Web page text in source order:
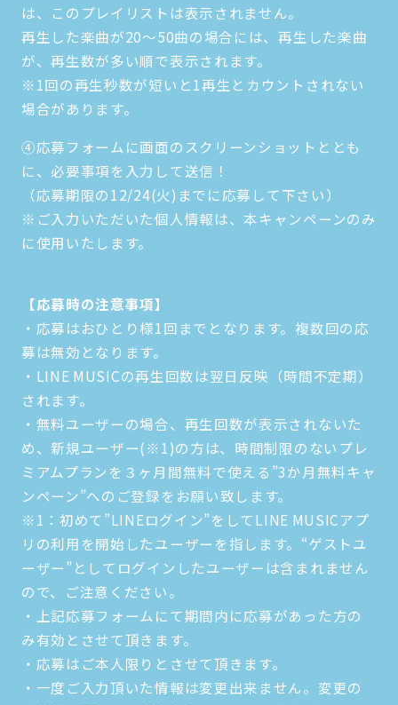
は、このプレイリストは表示されません。
再生した楽曲が20～50曲の場合には、再生した楽曲
が、再生数が多い順で表示されます。
※1回の再生秒数が短いと1再生とカウントされない
場合があります。
④応募フォームに画面のスクリーンショットととも
に、必要事項を入力して送信！
（応募期限の12/24(火)までに応募して下さい）
※ご入力いただいた個人情報は、本キャンペーンのみ
に使用いたします。
【応募時の注意事項】
・応募はおひとり様1回までとなります。複数回の応
募は無効となります。
・LINE MUSICの再生回数は翌日反映（時間不定期）
されます。
・無料ユーザーの場合、再生回数が表示されないた
め、新規ユーザー(※1)の方は、時間制限のないプレ
ミアムプランを３ヶ月間無料で使える”3か月無料キャ
ンペーン”へのご登録をお願い致します。
※1：初めて”LINEログイン”をしてLINE MUSICアプ
リの利用を開始したユーザーを指します。“ゲストユ
ーザー”としてログインしたユーザーは含まれません
ので、ご注意ください。
・上記応募フォームにて期間内に応募があった方の
み有効とさせて頂きます。
・応募はご本人限りとさせて頂きます。
・一度ご入力頂いた情報は変更出来ません。変更の